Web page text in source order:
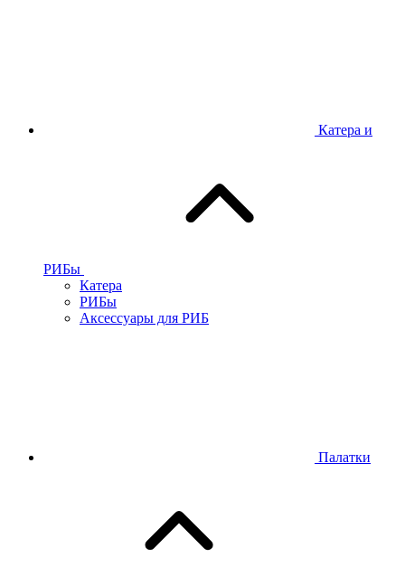
Катера и
РИБы
Катера
РИБы
Аксессуары для РИБ
Палатки